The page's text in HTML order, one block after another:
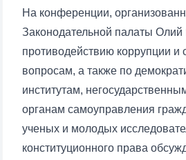
На конференции,
Законодательной палаты
противодействию коррупции и
вопросам, а также по
институтам,
органам самоуправления
ученых и молодых
конституционного права